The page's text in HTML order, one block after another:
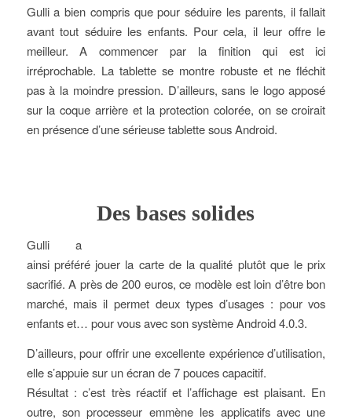
Gulli a bien compris que pour séduire les parents, il fallait
avant tout séduire les enfants. Pour cela, il leur offre le
meilleur. A commencer par la finition qui est ici
irréprochable. La tablette se montre robuste et ne fléchit
pas à la moindre pression. D’ailleurs, sans le logo apposé
sur la coque arrière et la protection colorée, on se croirait
en présence d’une sérieuse tablette sous Android.
Des bases solides
Gulli a
ainsi préféré jouer la carte de la qualité plutôt que le prix
sacrifié. A près de 200 euros, ce modèle est loin d’être bon
marché, mais il permet deux types d’usages : pour vos
enfants et… pour vous avec son système Android 4.0.3.
D’ailleurs, pour offrir une excellente expérience d’utilisation,
elle s’appuie sur un écran de 7 pouces capacitif.
Résultat : c’est très réactif et l’affichage est plaisant. En
outre, son processeur emmène les applicatifs avec une